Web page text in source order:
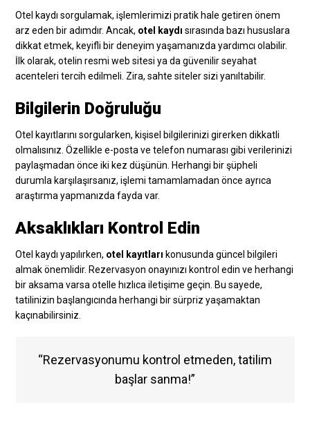
Otel kaydı sorgulamak, işlemlerimizi pratik hale getiren önem
arz eden bir adımdır. Ancak, otel kaydı sırasında bazı hususlara
dikkat etmek, keyifli bir deneyim yaşamanızda yardımcı olabilir.
İlk olarak, otelin resmi web sitesi ya da güvenilir seyahat
acenteleri tercih edilmeli. Zira, sahte siteler sizi yanıltabilir.
Bilgilerin Doğruluğu
Otel kayıtlarını sorgularken, kişisel bilgilerinizi girerken dikkatli
olmalısınız. Özellikle e-posta ve telefon numarası gibi verilerinizi
paylaşmadan önce iki kez düşünün. Herhangi bir şüpheli
durumla karşılaşırsanız, işlemi tamamlamadan önce ayrıca
araştırma yapmanızda fayda var.
Aksaklıkları Kontrol Edin
Otel kaydı yapılırken, otel kayıtları konusunda güncel bilgileri
almak önemlidir. Rezervasyon onayınızı kontrol edin ve herhangi
bir aksama varsa otelle hızlıca iletişime geçin. Bu sayede,
tatilinizin başlangıcında herhangi bir sürpriz yaşamaktan
kaçınabilirsiniz.
“Rezervasyonumu kontrol etmeden, tatilim
başlar sanma!”